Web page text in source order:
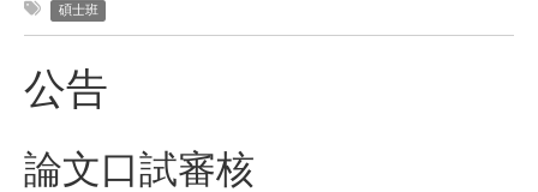
碩士班
公告
論文口試審核